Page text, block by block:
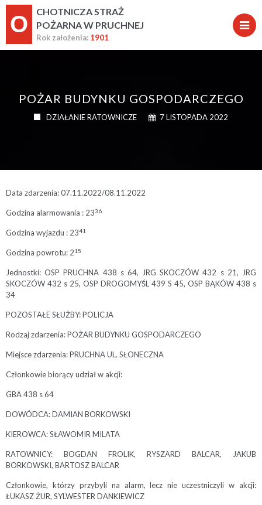
O
CHOTNICZA STRAŻ
POŻARNA W PRUCHNEJ
Rok założenia: 1901
POŻAR BUDYNKU GOSPODARCZEGO
DZIAŁANIE RATOWNICZE 7 LISTOPADA 2022
Data zdarzenia: 07.11.2022/08.11.2022
Godzina alarmowania : 2336
Godzina wyjazdu : 2341
Godzina powrotu: 215
Jednostki: OSP PRUCHNA 438 s 64, JRG SKOCZÓW 432 s 21, JRG
SKOCZÓW 432 s 25, OSP DROGOMYŚL 439 S 45, OSP BĄKÓW 438 s
34
POZOSTAŁE SŁUŻBY: POLICJA
Rodzaj zdarzenia: POŻAR BUDYNKU GOSPODARCZEGO
Miejsce zdarzenia: PRUCHNA UL. SŁONECZNA
Członkowie biorący udział w akcji:
GBA 438 s 64
DOWÓDCA: DAMIAN BORKOWSKI
KIEROWCA: SŁAWOMIR MILATA
RATOWNICY: BOGDAN FROLIK, RYSZARD BALCAR, JAKUB
BORKOWSKI, BARTOSZ BALCAR
Członkowie, którzy przybyli na alarm, lecz nie uczestniczyli w akcji:
ŁUKASZ ŻUR, SYLWESTER DANKIEWICZ